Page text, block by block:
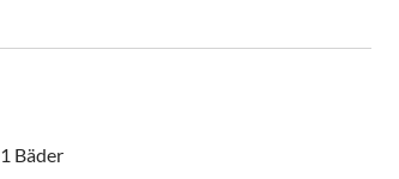
1 Bäder